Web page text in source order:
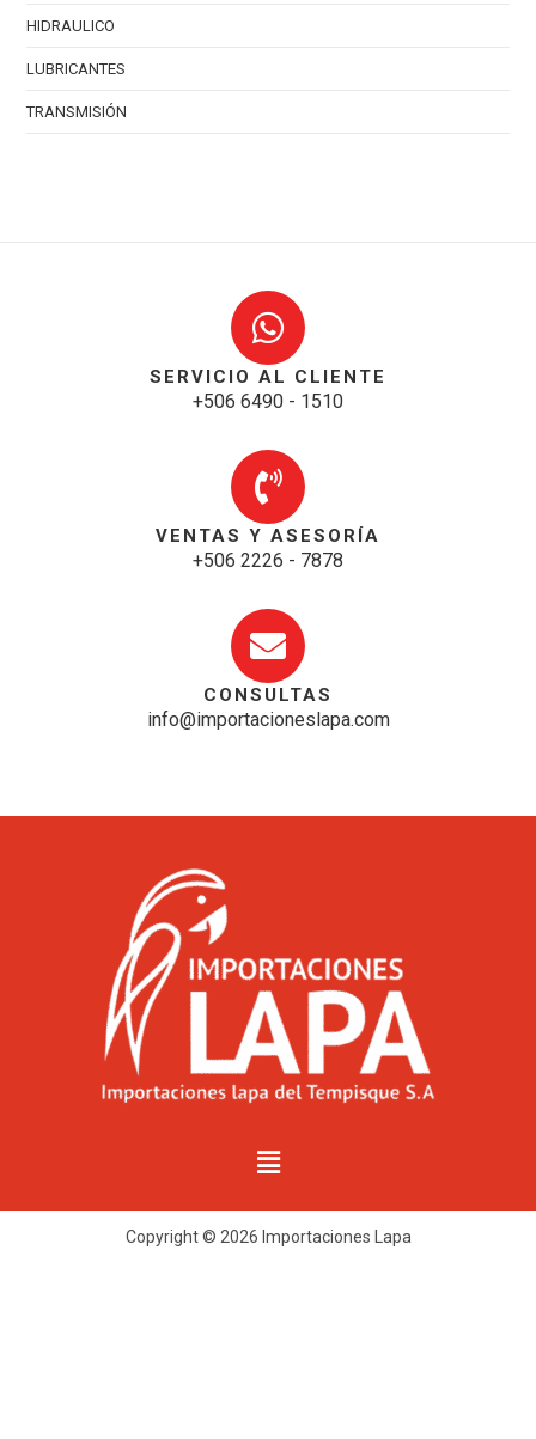
HIDRAULICO
LUBRICANTES
TRANSMISIÓN
SERVICIO AL CLIENTE
+506 6490 - 1510
VENTAS Y ASESORÍA
+506 2226 - 7878
CONSULTAS
info@importacioneslapa.com
Copyright © 2026 Importaciones Lapa